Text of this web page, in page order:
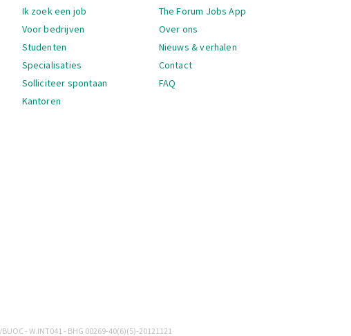
Navigatie
Ik zoek een job
Voor bedrijven
Studenten
Specialisaties
Solliciteer spontaan
Kantoren
The Forum Jobs App
Over ons
Nieuws & verhalen
Contact
FAQ
- W.INT041 - BHG 00269-40(6)(5)-20121121